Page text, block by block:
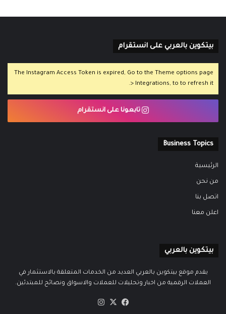
بيتكوين بالعربي على انستقرام
The Instagram Access Token is expired, Go to the Theme options page
> Integrations, to to refresh it.
تابعونا على انستقرام
Business Topics
الرئيسية
من نحن
اتصل بنا
اعلن معنا
بيتكوين بالعربي
يقدم موقع بيتكوين بالعربي العديد من الخدمات المتعلقة بالاستثمار في
العملات الرقمية من اخبار وتحليلات للعملات والاسواق ونصائح للمبتدئين.
فيسبوك
‫X